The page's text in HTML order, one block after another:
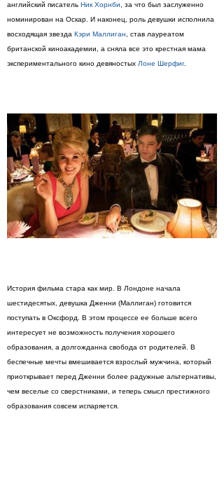
английский писатель Ник Хорнби , за что был заслуженно
номинирован на Оскар. И наконец, роль девушки исполнила
восходящая звезда Кэри Маллиган , став лауреатом
британской киноакадемии, а сняла все это крестная мама
экспериментального кино девяностых Лоне Шерфиг.
История фильма стара как мир. В Лондоне начала
шестидесятых, девушка Дженни (Маллиган) готовится
поступать в Оксфорд. В этом процессе ее больше всего
интересует не возможность получения хорошего
образования, а долгожданна свобода от родителей. В
беспечные мечты вмешивается взрослый мужчина, который
приоткрывает перед Дженни более радужные альтернативы,
чем веселье со сверстниками, и теперь смысл престижного
образования совсем испаряется.